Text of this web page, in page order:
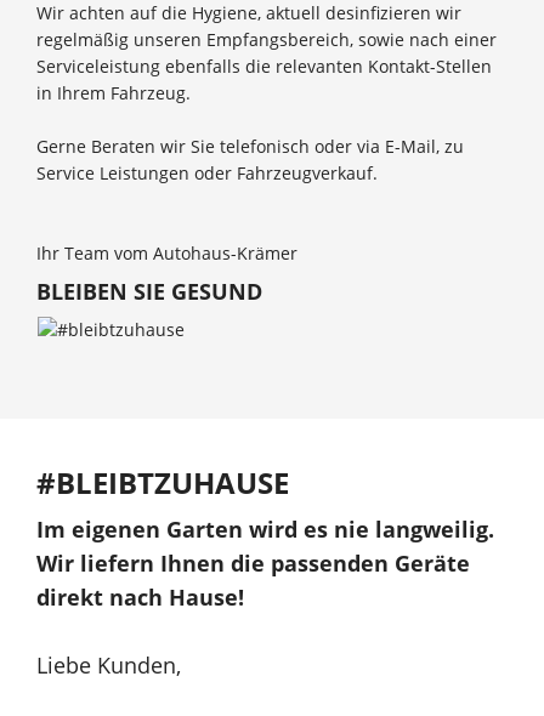
Wir achten auf die Hygiene, aktuell desinfizieren wir
regelmäßig unseren Empfangsbereich, sowie nach einer
Serviceleistung ebenfalls die relevanten Kontakt-Stellen
in Ihrem Fahrzeug.
Gerne Beraten wir Sie telefonisch oder via E-Mail, zu
Service Leistungen oder Fahrzeugverkauf.
Ihr Team vom Autohaus-Krämer
BLEIBEN SIE GESUND
#BLEIBTZUHAUSE
Im eigenen Garten wird es nie langweilig.
Wir liefern Ihnen die passenden Geräte
direkt nach Hause!
Liebe Kunden,